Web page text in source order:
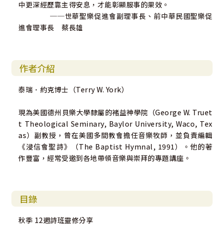
中更深經歷靠主得安息，才能彰顯服事的果效。
──世華聖樂促進會副理事長、前中華民國聖樂促
進會理事長 蔡長雄
作者介紹
泰瑞．約克博士（Terry W. York）
現為美國德州貝樂大學隸屬的褚益神學院（George W. Truet
t Theological Seminary, Baylor University, Waco, Tex
as）副教授，曾在美國多間教會擔任音樂牧師，並負責編輯
《浸信會聖詩》（The Baptist Hymnal, 1991）。他的著
作豐富，經常受邀到各地帶領音樂與崇拜的專題講座。
目錄
秋季 12週詩班靈修分享